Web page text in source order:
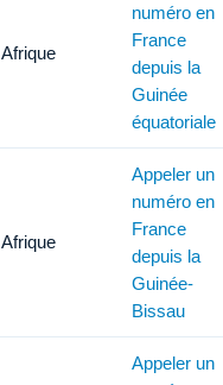
Afrique
numéro en
France
depuis la
Guinée
équatoriale
Afrique
Appeler un
numéro en
France
depuis la
Guinée-
Bissau
Appeler un